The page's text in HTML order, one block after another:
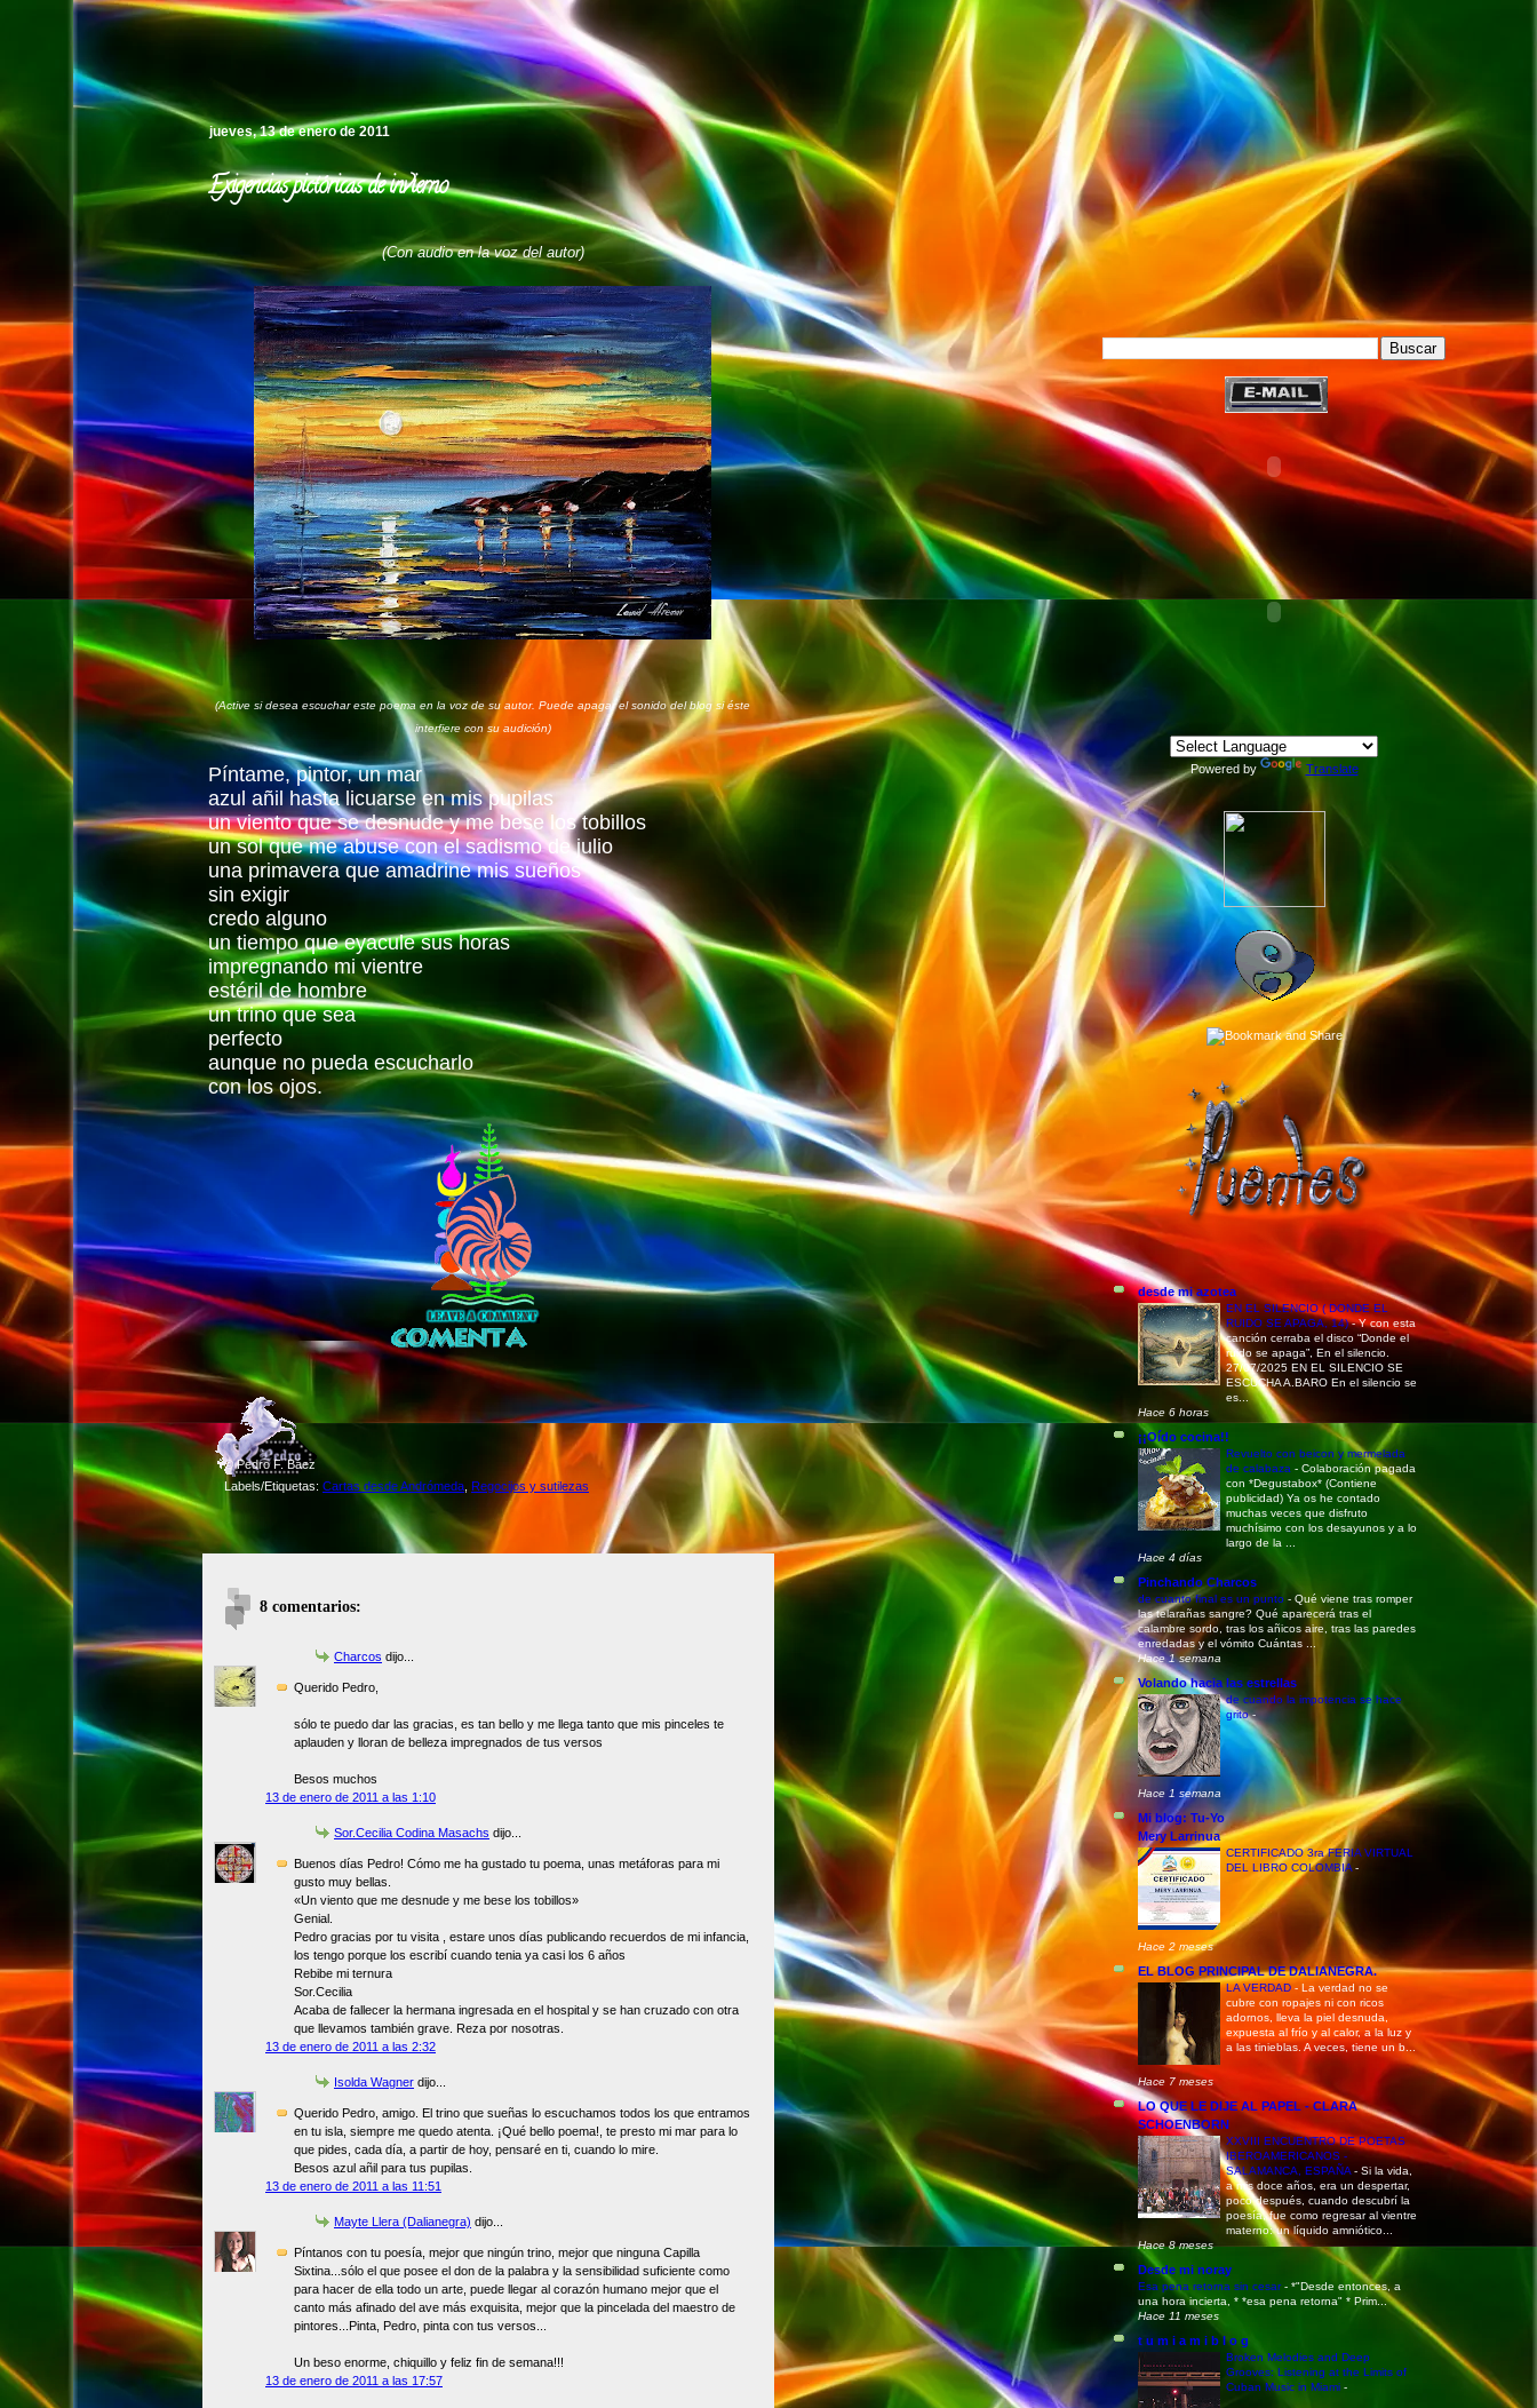
jueves, 13 de enero de 2011
Exigencias pictóricas de invierno
(Con audio en la voz del autor)
(Active si desea escuchar este poema en la voz de su autor. Puede apagar el sonido del blog si éste
interfiere con su audición)
Píntame, pintor, un mar
azul añil hasta licuarse en mis pupilas
un viento que se desnude y me bese los tobillos
un sol que me abuse con el sadismo de julio
una primavera que amadrine mis sueños
sin exigir
credo alguno
un tiempo que eyacule sus horas
impregnando mi vientre
estéril de hombre
un trino que sea
perfecto
aunque no pueda escucharlo
con los ojos.
©Pedro F. Báez
Labels/Etiquetas: Cartas desde Andrómeda Regocijos y sutilezas
8 comentarios:
Charcos dijo...
Querido Pedro,
sólo te puedo dar las gracias, es tan bello y me llega tanto que mis pinceles te
aplauden y lloran de belleza impregnados de tus versos
Besos muchos
13 de enero de 2011 a las 1:10
Sor.Cecilia Codina Masachs dijo...
Buenos días Pedro! Cómo me ha gustado tu poema, unas metáforas para mi
gusto muy bellas.
«Un viento que me desnude y me bese los tobillos»
Genial.
Pedro gracias por tu visita , estare unos días publicando recuerdos de mi infancia,
los tengo porque los escribí cuando tenia ya casi los 6 años
Rebibe mi ternura
Sor.Cecilia
Acaba de fallecer la hermana ingresada en el hospital y se han cruzado con otra
que llevamos también grave. Reza por nosotras.
13 de enero de 2011 a las 2:32
Isolda Wagner dijo...
Querido Pedro, amigo. El trino que sueñas lo escuchamos todos los que entramos
en tu isla, siempre me quedo atenta. ¡Qué bello poema!, te presto mi mar para lo
que pides, cada día, a partir de hoy, pensaré en ti, cuando lo mire.
Besos azul añil para tus pupilas.
13 de enero de 2011 a las 11:51
Mayte Llera (Dalianegra) dijo...
Píntanos con tu poesía, mejor que ningún trino, mejor que ninguna Capilla
Sixtina...sólo el que posee el don de la palabra y la sensibilidad suficiente como
para hacer de ella todo un arte, puede llegar al corazón humano mejor que el
canto más afinado del ave más exquisita, mejor que la pincelada del maestro de
pintores...Pinta, Pedro, pinta con tus versos...
Un beso enorme, chiquillo y feliz fin de semana!!!
13 de enero de 2011 a las 17:57
Powered by Translate
desde mi azotea
EN EL SILENCIO ( DONDE EL
RUIDO SE APAGA, 14)-Y con esta
canción cerraba el disco “Donde el
ruido se apaga”, En el silencio.
27/07/2025 EN EL SILENCIO SE
ESCUCHA A.BARO En el silencio se
es...
Hace 6 horas
¡¡Oído cocina!!
Revuelto con beicon y mermelada
de calabaza - Colaboración pagada
con *Degustabox* (Contiene
publicidad) Ya os he contado
muchas veces que disfruto
muchísimo con los desayunos y a lo
largo de la ...
Hace 4 días
Pinchando Charcos
de cuanto final es un punto - Qué viene tras romper
las telarañas sangre? Qué aparecerá tras el
calambre sordo, tras los añicos aire, tras las paredes
enredadas y el vómito Cuántas ...
Hace 1 semana
Volando hacia las estrellas
de cuando la impotencia se hace
grito-
Hace 1 semana
Mi blog: Tu-Yo
Mery Larrinua
CERTIFICADO 3ra FERIA VIRTUAL
DEL LIBRO COLOMBIA -
Hace 2 meses
EL BLOG PRINCIPAL DE DALIANEGRA.
LA VERDAD - La verdad no se
cubre con ropajes ni con ricos
adornos, lleva la piel desnuda,
expuesta al frío y al calor, a la luz y
a las tinieblas. A veces, tiene un b...
Hace 7 meses
LO QUE LE DIJE AL PAPEL - CLARA
SCHOENBORN
XXVIII ENCUENTRO DE POETAS
IBEROAMERICANOS -
SALAMANCA, ESPAÑA - Si la vida,
a mis doce años, era un despertar,
poco después, cuando descubrí la
poesía, fue como regresar al vientre
materno: un líquido amniótico...
Hace 8 meses
Desde mi noray
Esa pena retorna sin cesar- *"Desde entonces, a
una hora incierta, * *esa pena retorna" * Prim...
Hace 11 meses
t u m i a m i b l o g
Broken Melodies and Deep
Grooves: Listening at the Limits of
Cuban Music in Miami -